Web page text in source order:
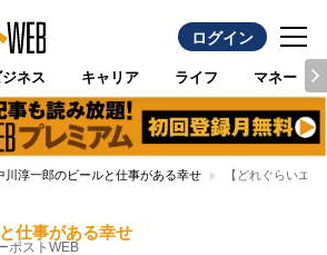
ログイン
ジネス キャリア ライフ マネー
川淳一郎のビールと仕事がある幸せ 【どれぐらいエ
仕事がある幸せ
ポストWEB